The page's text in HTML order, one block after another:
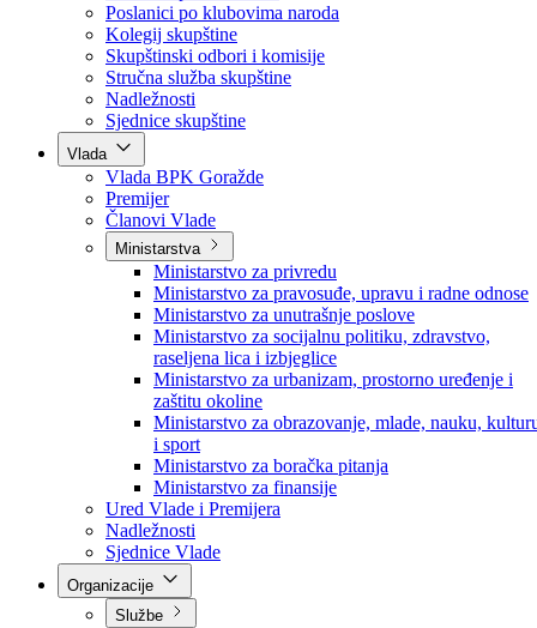
Skupština BPK Goražde
Rukovodstvo
Poslanici po strankama
Poslanici po klubovima naroda
Kolegij skupštine
Skupštinski odbori i komisije
Stručna služba skupštine
Nadležnosti
Sjednice skupštine
Vlada
Vlada BPK Goražde
Premijer
Članovi Vlade
Ministarstva
Ministarstvo za privredu
Ministarstvo za pravosuđe, upravu i radne odnose
Ministarstvo za unutrašnje poslove
Ministarstvo za socijalnu politiku, zdravstvo,
raseljena lica i izbjeglice
Ministarstvo za urbanizam, prostorno uređenje i
zaštitu okoline
Ministarstvo za obrazovanje, mlade, nauku,
i sport
Ministarstvo za boračka pitanja
Ministarstvo za finansije
Ured Vlade i Premijera
Nadležnosti
Sjednice Vlade